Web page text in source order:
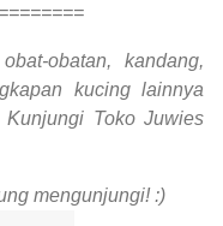
obatan, kandang,
kucing lainnya
Toko Juwies
mengunjungi! :)